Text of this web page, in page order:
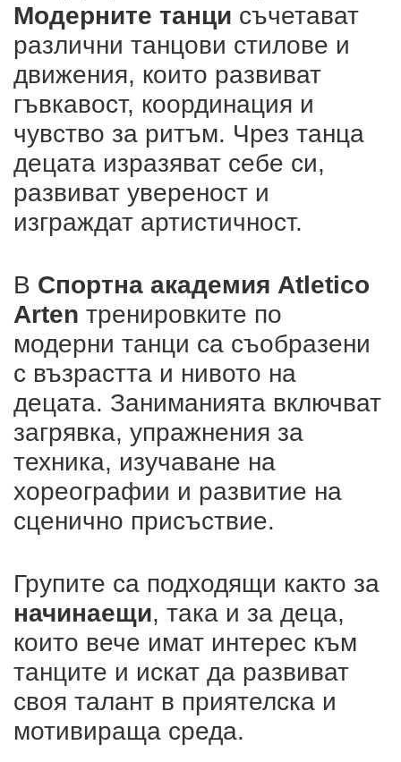
Модерните танци съчетават
различни танцови стилове и
движения, които развиват
гъвкавост, координация и
чувство за ритъм. Чрез танца
децата изразяват себе си,
развиват увереност и
изграждат артистичност.
В Спортна академия Atletico
Arten тренировките по
модерни танци са съобразени
с възрастта и нивото на
децата. Заниманията включват
загрявка, упражнения за
техника, изучаване на
хореографии и развитие на
сценично присъствие.
Групите са подходящи както за
начинаещи, така и за деца,
които вече имат интерес към
танците и искат да развиват
своя талант в приятелска и
мотивираща среда.